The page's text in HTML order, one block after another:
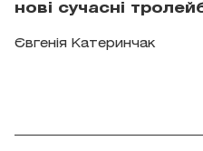
нові сучасні
Євгенія Катеринчак